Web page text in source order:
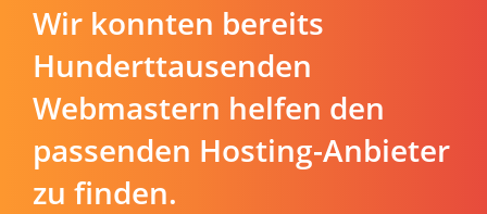
Wir konnten bereits
Hunderttausenden
Webmastern helfen den
passenden Hosting-Anbieter
zu finden.